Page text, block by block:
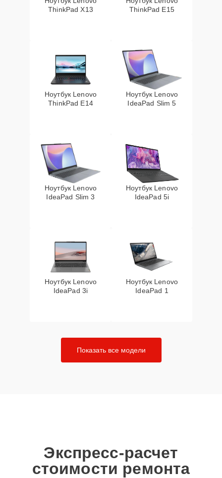
ThinkPad X13
ThinkPad E15
Ноутбук Lenovo
ThinkPad E14
Ноутбук Lenovo
IdeaPad Slim 5
Ноутбук Lenovo
IdeaPad Slim 3
Ноутбук Lenovo
IdeaPad 5i
Ноутбук Lenovo
IdeaPad 3i
Ноутбук Lenovo
IdeaPad 1
Показать все модели
Экспресс-расчет
стоимости ремонта